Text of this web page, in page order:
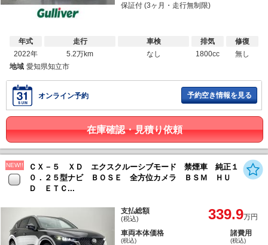
保証付 (3ヶ月・走行無制限)
年式
2022年
走行
5.2万km
車検
なし
排気
1800cc
修復
無し
地域 愛知県知立市
オンライン予約 予約空き情報を見る
在庫確認・見積り依頼
NEW!!
ＣＸ－５ ＸＤ エクスクルーシブモード 禁煙車 純正１
０．２５型ナビ ＢＯＳＥ 全方位カメラ ＢＳＭ ＨＵ
Ｄ ＥＴＣ...
支払総額
(税込) 339.9万円
車両本体価格
(税込)
諸費用
(税込)